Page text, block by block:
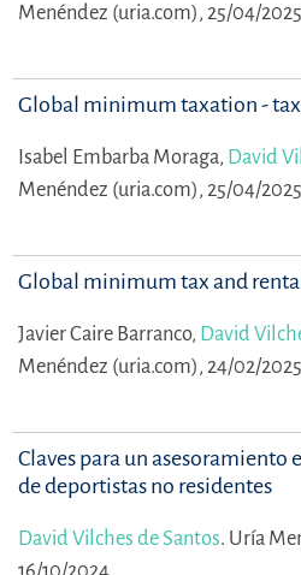
Menéndez (uria.com), 25/04/2025
Global minimum taxation - tax
Isabel Embarba Moraga, David
Menéndez (uria.com), 25/04/2025
Global minimum tax and rental
Javier Caire Barranco, David
Menéndez (uria.com), 24/02/2025
Claves para un asesoramiento
de deportistas no residentes
David Vilches de Santos. Uría